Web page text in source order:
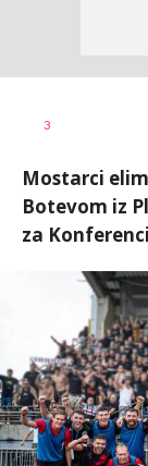
AUTOR
3
Mostarci
Botevom iz
za